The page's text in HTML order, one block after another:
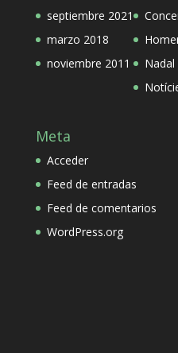
septiembre 2021
marzo 2018
noviembre 2011
Nadal
Meta
Acceder
Feed de entradas
Feed de comentarios
WordPress.org